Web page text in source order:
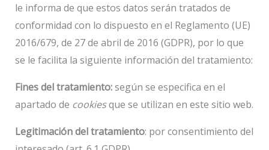
le informa de que estos datos serán tratados de
conformidad con lo dispuesto en el Reglamento (UE)
2016/679, de 27 de abril de 2016 (GDPR), por lo que
se le facilita la siguiente información del tratamiento:
Fines del tratamiento:según se especifica en el
apartado de cookiesque se utilizan en este sitio web.
Legitimación del tratamiento: por consentimiento del